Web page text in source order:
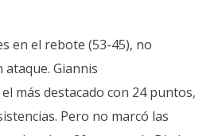
en el rebote (53-45), no
ataque. Giannis
más destacado con 24 puntos,
Pero no marcó las